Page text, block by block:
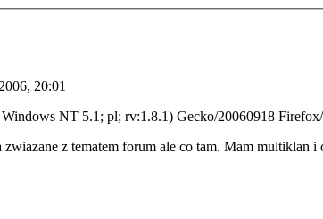
20:01
NT 5.1; pl; rv:1.8.1) Gecko/20060918
z tematem forum ale co tam. Mam